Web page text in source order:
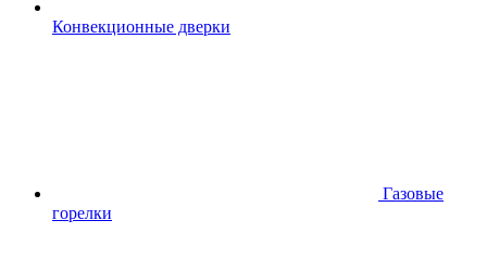
Конвекционные дверки
Газовые
горелки